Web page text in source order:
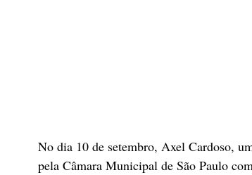
No dia 10 de setembro, Axel Cardoso,
pela Câmara Municipal de São Paulo